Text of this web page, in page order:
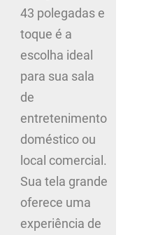
43 polegadas e
toque é a
escolha ideal
para sua sala
de
entretenimento
doméstico ou
local comercial.
Sua tela grande
oferece uma
experiência de